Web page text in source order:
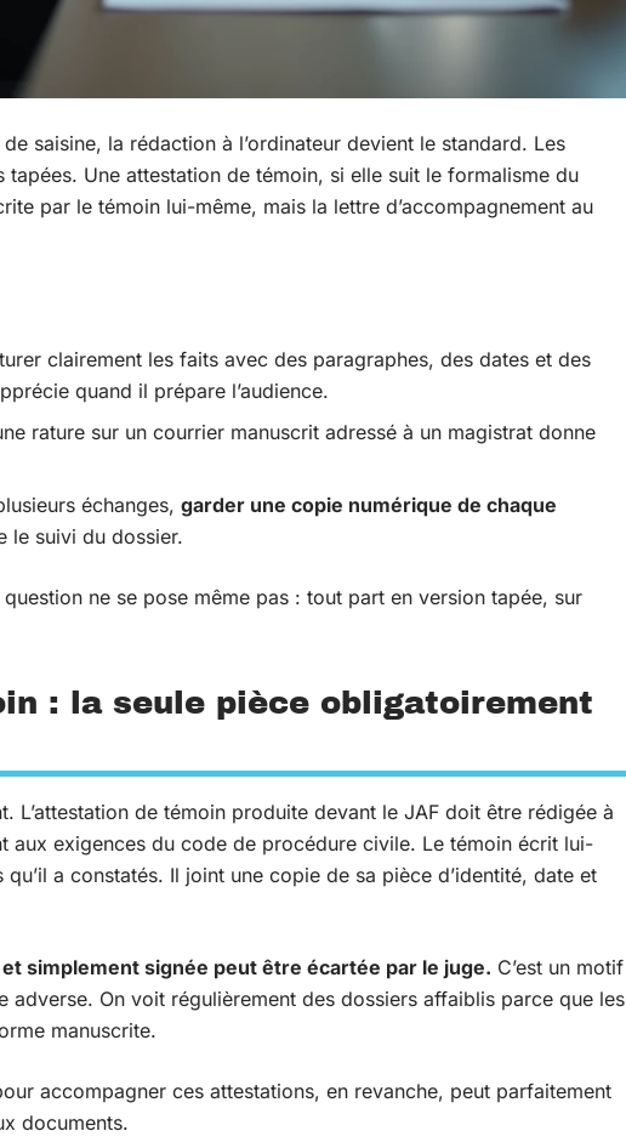
saisine, la rédaction à l’ordinateur devient le standard. Les
tapées. Une attestation de témoin, si elle suit le formalisme du
par le témoin lui-même, mais la lettre d’accompagnement au
clairement les faits avec des paragraphes, des dates et des
quand il prépare l’audience.
rature sur un courrier manuscrit adressé à un magistrat donne
échanges, garder une copie numérique de chaque
le suivi du dossier.
ne se pose même pas : tout part en version tapée, sur
: la seule pièce obligatoirement
L’attestation de témoin produite devant le JAF doit être rédigée à
aux exigences du code de procédure civile. Le témoin écrit lui-
a constatés. Il joint une copie de sa pièce d’identité, date et
simplement signée peut être écartée par le juge. C’est un motif
adverse. On voit régulièrement des dossiers affaiblis parce que les
manuscrite.
accompagner ces attestations, en revanche, peut parfaitement
documents.